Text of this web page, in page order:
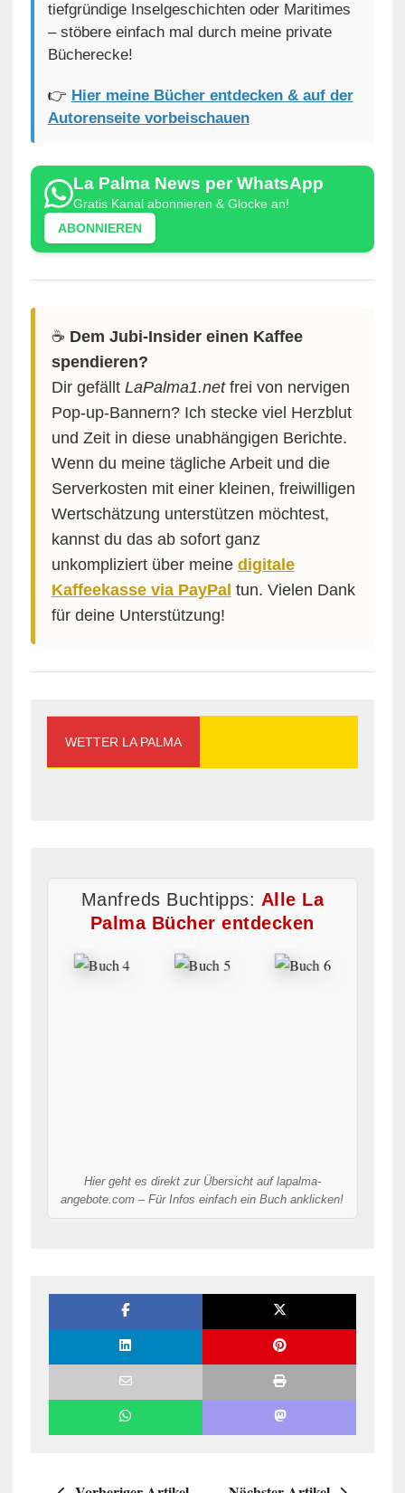
tiefgründige Inselgeschichten oder Maritimes
– stöbere einfach mal durch meine private
Bücherecke!
👉 Hier meine Bücher entdecken & auf der
Autorenseite vorbeischauen
La Palma News per WhatsApp
Gratis Kanal abonnieren & Glocke an!
ABONNIEREN
☕️ Dem Jubi-Insider einen Kaffee
spendieren?
Dir gefällt LaPalma1.netfrei von nervigen
Pop-up-Bannern? Ich stecke viel Herzblut
und Zeit in diese unabhängigen Berichte.
Wenn du meine tägliche Arbeit und die
Serverkosten mit einer kleinen, freiwilligen
Wertschätzung unterstützen möchtest,
kannst du das ab sofort ganz
unkompliziert über meine digitale
Kaffeekasse via PayPal tun. Vielen Dank
für deine Unterstützung!
WETTER LA PALMA
Manfreds Buchtipps: Alle La
Palma Bücher entdecken
Hier geht es direkt zur Übersicht auf lapalma-
angebote.com – Für Infos einfach ein Buch anklicken!